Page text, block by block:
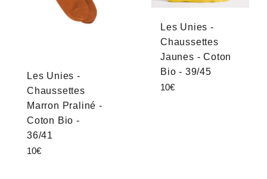
Les Unies -
Chaussettes
Marron Praliné -
Coton Bio -
36/41
Prix
10€
Les Unies -
Chaussettes
Jaunes - Coton
Bio - 39/45
Prix
10€